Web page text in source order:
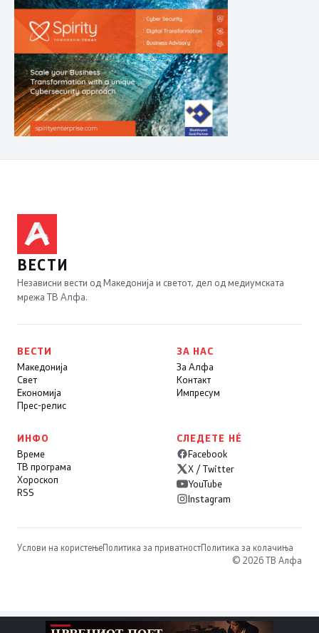
ВЕСТИ
Независни вести од Македонија и светот, дел од медиумската
мрежа ТВ Алфа.
ВЕСТИ
Македонија
Свет
Економија
Прес-релис
ЗА НАС
За Алфа
Контакт
Импресум
ИНФО
Време
ТВ програма
Хороскоп
RSS
СЛЕДЕТЕ НÉ
Facebook
X / Twitter
YouTube
Instagram
Услови на користењеПолитика за приватностПолитика за колачиња
© 2026 ТВ Алфа